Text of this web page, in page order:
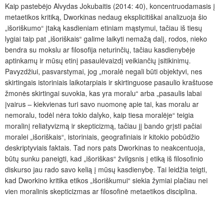
Kaip pastebėjo Alvydas Jokubaitis (2014: 40), koncentruodamasis į
metaetikos kritiką, Dworkinas nedaug eksplicitiškai analizuoja šio
„išoriškumo“ įtaką kasdieniam etiniam mąstymui, tačiau iš tiesų
lygiai taip pat „išoriškais“ galime laikyti nemažą dalį, rodos, nieko
bendra su mokslu ar filosofija neturinčių, tačiau kasdienybėje
aptinkamų ir mūsų etinį pasaulėvaizdį veikiančių įsitikinimų.
Pavyzdžiui, pasvarstymai, jog „moralė negali būti objektyvi, nes
skirtingais istoriniais laikotarpiais ir skirtinguose pasaulio kraštuose
žmonės skirtingai suvokia, kas yra moralu“ arba „pasaulis labai
įvairus – kiekvienas turi savo nuomonę apie tai, kas moralu ar
nemoralu, todėl nėra tokio dalyko, kaip tiesa moralėje“ teigia
moralinį reliatyvizmą ir skepticizmą, tačiau jį bando grįsti pačiai
moralei „išoriškais“, istoriniais, geografiniais ir kitokio pobūdžio
deskriptyviais faktais. Tad nors pats Dworkinas to neakcentuoja,
būtų sunku paneigti, kad „išoriškas“ žvilgsnis į etiką iš filosofinio
diskurso jau rado savo kelią į mūsų kasdienybę. Tai leidžia teigti,
kad Dworkino kritika etikos „išoriškumui“ siekia žymiai plačiau nei
vien moralinis skepticizmas ar filosofinė metaetikos disciplina.